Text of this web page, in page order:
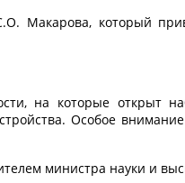
Макарова, который
на которые открыт
Особое
министра науки и